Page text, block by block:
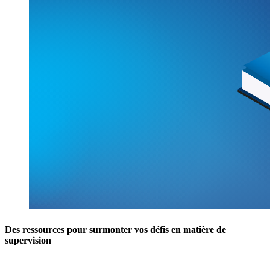
Des ressources pour surmonter vos défis en matière de
supervision